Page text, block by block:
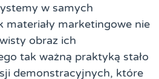
w samych
materiały marketingowe nie
obraz ich
tak ważną praktyką stało
demonstracyjnych, które